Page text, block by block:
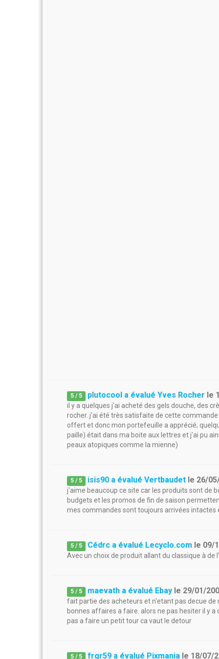
5 / 5 plutocool a évalué Yves Rocher le
il y a quelques j'ai acheté des gels douche, des
rocher. j'ai été très satisfaite de cette
offert et donc mon portefeuille a apprécié;
paille) était dans ma boite aux lettres et j'ai pu
peaux atopiques comme la mienne)
5 / 5 isis90 a évalué Vertbaudet le 26/
j'aime beaucoup ce site car les produits sont de
budgets et les promos de fin de saison
mes commandes sont toujours arrivées intactes
5 / 5 Cédrc a évalué Lecyclo.com le 09/
Avec un choix de produit allant du classique à
5 / 5 maevath a évalué Ebay le 29/01/
fait partie des acheteurs et n'etant pas decue
bonnes affaires a faire. alors ne pas hesiter il y
pas a faire un petit tour ca vaut le detour
5 / 5 frgr59 a évalué Pixmania le 18/07/